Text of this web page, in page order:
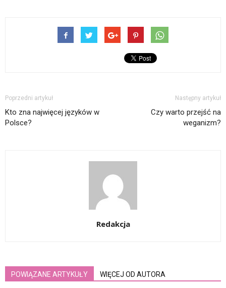
Poprzedni artykuł
Kto zna najwięcej języków w
Polsce?
Następny artykuł
Czy warto przejść na
weganizm?
Redakcja
POWIĄZANE ARTYKUŁY WIĘCEJ OD AUTORA